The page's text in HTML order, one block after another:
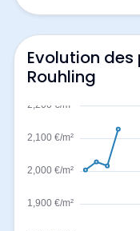
Evolution
Rouhling